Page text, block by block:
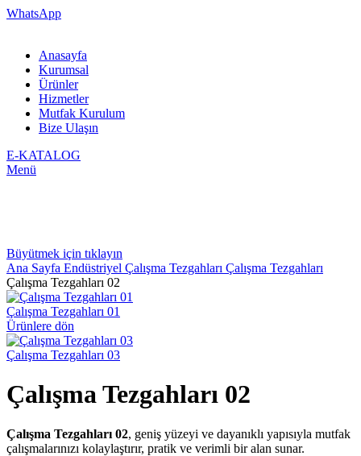
WhatsApp
Anasayfa
Kurumsal
Ürünler
Hizmetler
Mutfak Kurulum
Bize Ulaşın
E-KATALOG
Menü
Büyütmek için tıklayın
Ana Sayfa Endüstriyel Çalışma Tezgahları Çalışma Tezgahları
Çalışma Tezgahları 02
Çalışma Tezgahları 01
Ürünlere dön
Çalışma Tezgahları 03
Çalışma Tezgahları 02
Çalışma Tezgahları 02, geniş yüzeyi ve dayanıklı yapısıyla mutfak
çalışmalarınızı kolaylaştırır, pratik ve verimli bir alan sunar.